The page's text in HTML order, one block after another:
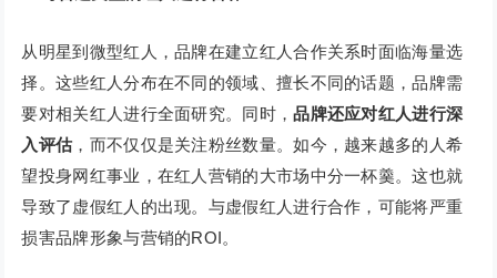
从明星到微型红人，品牌在建立红人合作关系时面临海量选
择。这些红人分布在不同的领域、擅长不同的话题，品牌需
要对相关红人进行全面研究。同时，品牌还应对红人进行深
入评估，而不仅仅是关注粉丝数量。如今，越来越多的人希
望投身网红事业，在红人营销的大市场中分一杯羹。这也就
导致了虚假红人的出现。与虚假红人进行合作，可能将严重
损害品牌形象与营销的ROI。